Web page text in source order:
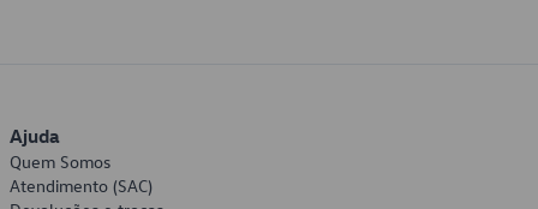
Ajuda
Quem Somos
Atendimento (SAC)